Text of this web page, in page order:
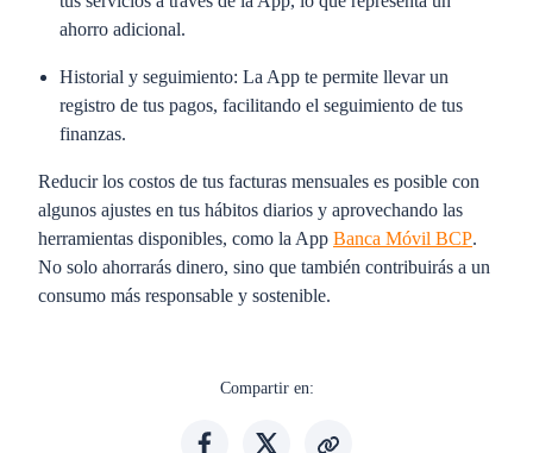
ahorro adicional.
Historial y seguimiento: La App te permite llevar un
registro de tus pagos, facilitando el seguimiento de tus
finanzas.
Reducir los costos de tus facturas mensuales es posible con
algunos ajustes en tus hábitos diarios y aprovechando las
herramientas disponibles, como la App Banca Móvil BCP.
No solo ahorrarás dinero, sino que también contribuirás a un
consumo más responsable y sostenible.
Compartir en: